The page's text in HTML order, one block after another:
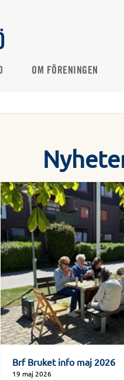
OM FÖRENINGEN
Brf Bruket info maj 2026
19 maj 2026